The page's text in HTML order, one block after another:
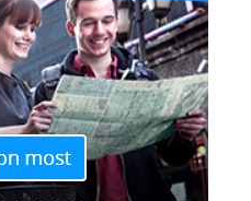
Semmi. A
nincs. A baj velem van.
a fényképezés terén és
amiket a jelenlegi
árán tud